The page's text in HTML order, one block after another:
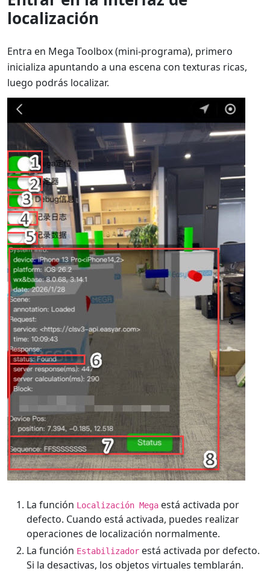
localización
Entra en Mega Toolbox (mini-programa), primero
inicializa apuntando a una escena con texturas ricas,
luego podrás localizar.
La función Localización Mega está activada por
defecto. Cuando está activada, puedes realizar
operaciones de localización normalmente.
La función Estabilizador está activada por defecto.
Si la desactivas, los objetos virtuales temblarán.